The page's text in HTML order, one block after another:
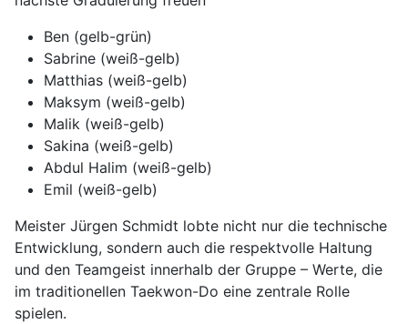
Ben (gelb-grün)
Sabrine (weiß-gelb)
Matthias (weiß-gelb)
Maksym (weiß-gelb)
Malik (weiß-gelb)
Sakina (weiß-gelb)
Abdul Halim (weiß-gelb)
Emil (weiß-gelb)
Meister Jürgen Schmidt lobte nicht nur die technische
Entwicklung, sondern auch die respektvolle Haltung
und den Teamgeist innerhalb der Gruppe – Werte, die
im traditionellen Taekwon-Do eine zentrale Rolle
spielen.